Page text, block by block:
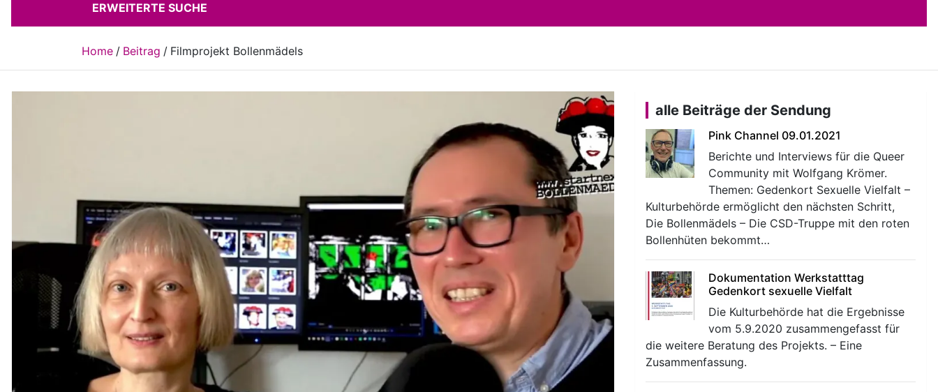
ERWEITERTE SUCHE
Home Beitrag Filmprojekt Bollenmädels
alle Beiträge der Sendung
Pink Channel 09.01.2021
Berichte und Interviews für die Queer
Community mit Wolfgang Krömer.
Themen: Gedenkort Sexuelle Vielfalt –
Kulturbehörde ermöglicht den nächsten Schritt,
Die Bollenmädels – Die CSD-Truppe mit den roten
Bollenhüten bekommt…
Dokumentation Werkstatttag
Gedenkort sexuelle Vielfalt
Die Kulturbehörde hat die Ergebnisse
vom 5.9.2020 zusammengefasst für
die weitere Beratung des Projekts. – Eine
Zusammenfassung.